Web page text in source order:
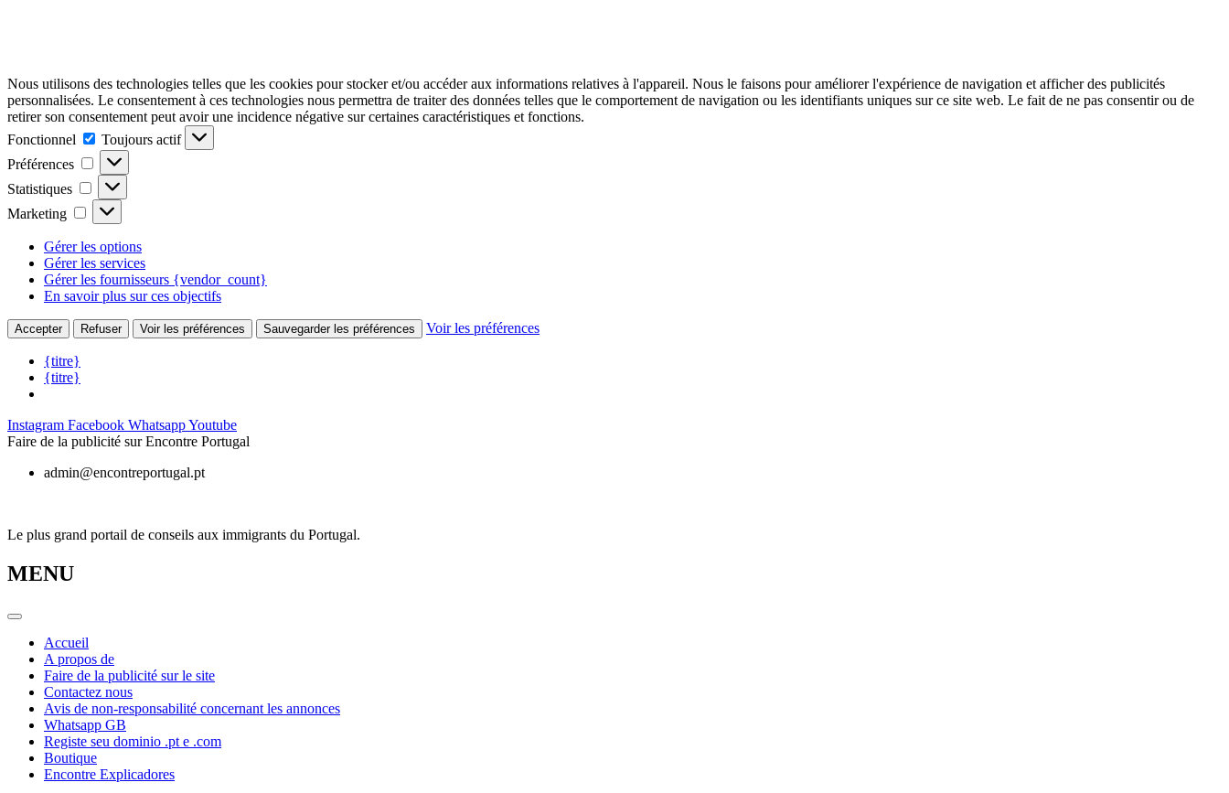
Nous utilisons des technologies telles que les cookies pour stocker et/ou accéder aux informations relatives à l'appareil. Nous le faisons pour améliorer l'expérience de navigation et afficher des publicités
personnalisées. Le consentement à ces technologies nous permettra de traiter des données telles que le comportement de navigation ou les identifiants uniques sur ce site web. Le fait de ne pas consentir ou de
retirer son consentement peut avoir une incidence négative sur certaines caractéristiques et fonctions.
Fonctionnel
Fonctionnel
Toujours actif
Préférences
Préférences
Statistiques Statistiques
Marketing Marketing
Gérer les options
Gérer les services
Gérer les fournisseurs {vendor_count}
En savoir plus sur ces objectifs
Accepter Refuser Voir les préférences Sauvegarder les préférences Voir les préférences
{titre}
{titre}
Skip
to
Instagram Facebook WhatsappYoutube
Faire de la publicité sur Encontre Portugal
admin@encontreportugal.pt
Le plus grand portail de conseils aux immigrants du Portugal.
MENU
Accueil
A propos de
Faire de la publicité sur le site
Contactez nous
Avis de non-responsabilité concernant les annonces
Whatsapp GB
Registe seu dominio .pt e .com
Boutique
Encontre Explicadores